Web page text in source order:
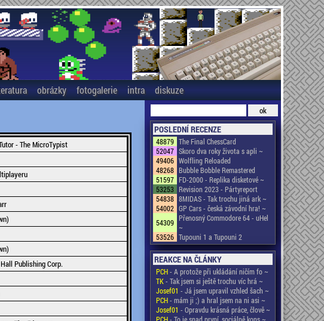
obrázky fotogalerie intra diskuze
- The MicroTypist
Publishing Corp.
POSLEDNÍ RECENZE
48879 The Final ChessCard
52047 Skoro dva roky života s apli ~
49406 Wolfling Reloaded
48268 Bubble Bobble Remastered
51597 FD-2000 - Replika disketové ~
53253 Revision 2023 - Pártyreport
54838 8MIDAS - Tak trochu jiná ark ~
54002 GP Cars - česká závodní hra! ~
54309 Přenosný Commodore 64 - uHel
~
53526 Tupouni 1 a Tupouni 2
REAKCE NA ČLÁNKY
PCH- A protože při ukládání ničím fo ~
TK- Tak jsem si ještě trochu víc hrá ~
Josef01 - Já jsem upravil vzhled šach ~
PCH- mám ji ;) a hral jsem na ni asi ~
Josef01 - Opravdu krásná práce, člově ~